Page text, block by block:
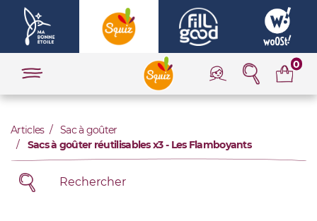
0
Articles
Sac à goûter
Sacs à goûter réutilisables x3 - Les Flamboyants